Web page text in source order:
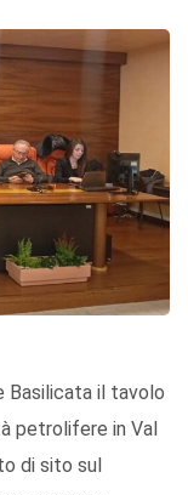
Basilicata il tavolo
petrolifere in Val
di sito sul